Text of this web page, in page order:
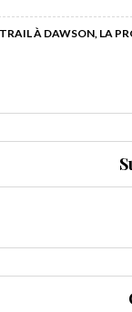
À DAWSON, LA